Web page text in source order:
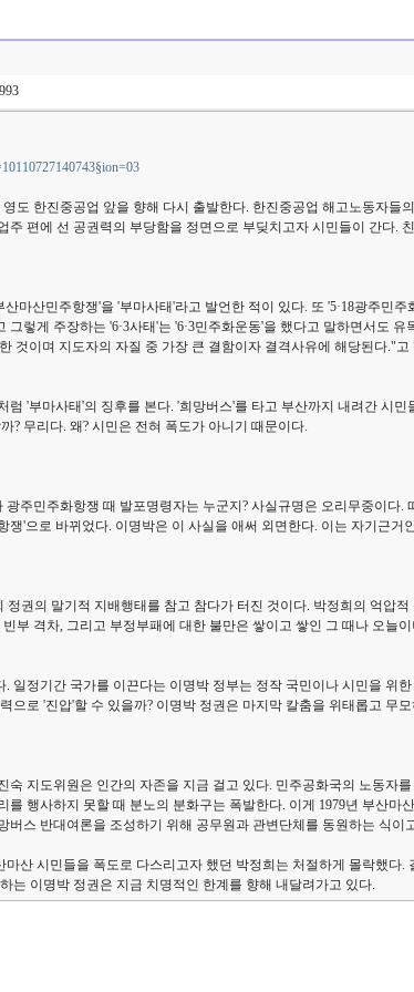
도 한진중공업 앞을 향해 다시 출발한다. 한진중공업 해고노동자
주 편에 선 공권력의 부당함을 정면으로 부딪치고자 시민들이 간다.
마산민주항쟁'을 '부마사태'라고 발언한 적이 있다. 또 '5·18광주
렇게 주장하는 '6·3사태'는 '6·3민주화운동'을 했다고 말하면서도
것이며 지도자의 자질 중 가장 큰 결함이자 결격사유에 해당된다
'부마사태'의 징후를 본다. '희망버스'를 타고 부산까지 내려간 시
? 무리다. 왜? 시민은 전혀 폭도가 아니기 때문이다.
주민주화항쟁 때 발포명령자는 누군지? 사실규명은 오리무중이
쟁'으로 바뀌었다. 이명박은 이 사실을 애써 외면한다. 이는 자기근거
정권의 말기적 지배행태를 참고 참다가 터진 것이다. 박정희의 억
부 격차, 그리고 부정부패에 대한 불만은 쌓이고 쌓인 그 때나 오
일정기간 국가를 이끈다는 이명박 정부는 정작 국민이나 시민을
으로 '진압'할 수 있을까? 이명박 정권은 마지막 칼춤을 위태롭고 무
숙 지도위원은 인간의 자존을 지금 걸고 있다. 민주공화국의 노동
를 행사하지 못할 때 분노의 분화구는 폭발한다. 이게 1979년 부산
버스 반대여론을 조성하기 위해 공무원과 관변단체를 동원하는 식
산 시민들을 폭도로 다스리고자 했던 박정희는 처절하게 몰락했
는 이명박 정권은 지금 치명적인 한계를 향해 내달려가고 있다.